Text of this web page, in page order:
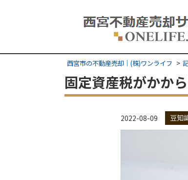
西宮市の不動産売却｜(株)ワンライフ
固定資産税がかか
2022-08-09 豆知